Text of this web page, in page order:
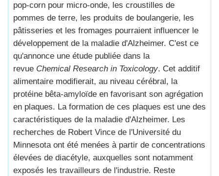
pop-corn pour micro-onde, les croustilles de
pommes de terre, les produits de boulangerie, les
pâtisseries et les fromages pourraient influencer le
développement de la maladie d'Alzheimer. C'est ce
qu'annonce une étude publiée dans la
revue Chemical Research in Toxicology. Cet additif
alimentaire modifierait, au niveau cérébral, la
protéine bêta-amyloïde en favorisant son agrégation
en plaques. La formation de ces plaques est une des
caractéristiques de la maladie d'Alzheimer. Les
recherches de Robert Vince de l'Université du
Minnesota ont été menées à partir de concentrations
élevées de diacétyle, auxquelles sont notamment
exposés les travailleurs de l'industrie. Reste